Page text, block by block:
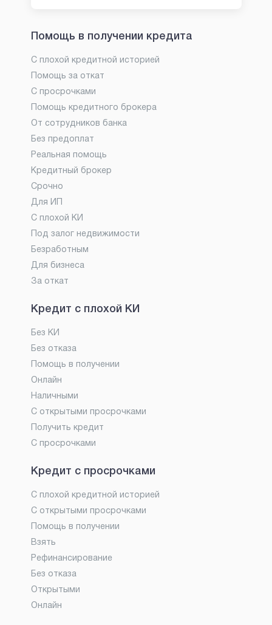
Помощь в получении кредита
С плохой кредитной историей
Помощь за откат
С просрочками
Помощь кредитного брокера
От сотрудников банка
Без предоплат
Реальная помощь
Кредитный брокер
Срочно
Для ИП
С плохой КИ
Под залог недвижимости
Безработным
Для бизнеса
За откат
Кредит с плохой КИ
Без КИ
Без отказа
Помощь в получении
Онлайн
Наличными
С открытыми просрочками
Получить кредит
С просрочками
Кредит с просрочками
С плохой кредитной историей
С открытыми просрочками
Помощь в получении
Взять
Рефинансирование
Без отказа
Открытыми
Онлайн